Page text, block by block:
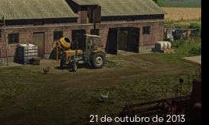
21 de outubro de 2013